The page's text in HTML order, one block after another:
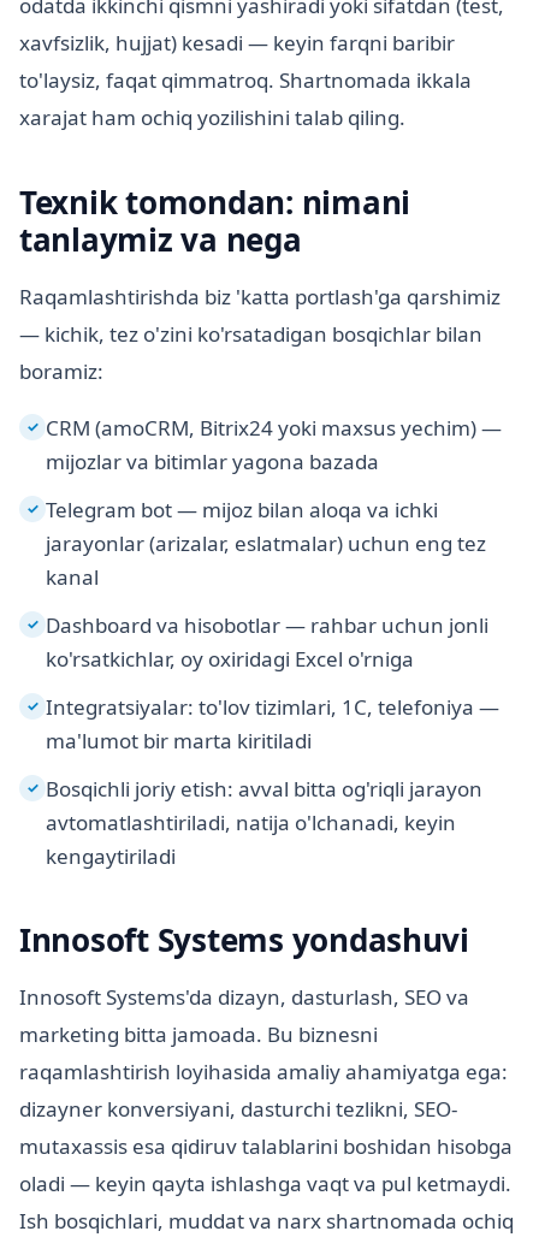
xavfsizlik, hujjat) kesadi — keyin farqni baribir
to'laysiz, faqat qimmatroq. Shartnomada ikkala
xarajat ham ochiq yozilishini talab qiling.
Texnik tomondan: nimani
tanlaymiz va nega
Raqamlashtirishda biz 'katta portlash'ga qarshimiz
— kichik, tez o'zini ko'rsatadigan bosqichlar bilan
boramiz:
✓ CRM (amoCRM, Bitrix24 yoki maxsus yechim) —
mijozlar va bitimlar yagona bazada
✓ Telegram bot — mijoz bilan aloqa va ichki
jarayonlar (arizalar, eslatmalar) uchun eng tez
kanal
✓ Dashboard va hisobotlar — rahbar uchun jonli
ko'rsatkichlar, oy oxiridagi Excel o'rniga
✓ Integratsiyalar: to'lov tizimlari, 1C, telefoniya —
ma'lumot bir marta kiritiladi
✓ Bosqichli joriy etish: avval bitta og'riqli jarayon
avtomatlashtiriladi, natija o'lchanadi, keyin
kengaytiriladi
Innosoft Systems yondashuvi
Innosoft Systems'da dizayn, dasturlash, SEO va
marketing bitta jamoada. Bu biznesni
raqamlashtirish loyihasida amaliy ahamiyatga ega:
dizayner konversiyani, dasturchi tezlikni, SEO-
mutaxassis esa qidiruv talablarini boshidan hisobga
oladi — keyin qayta ishlashga vaqt va pul ketmaydi.
Ish bosqichlari, muddat va narx shartnomada ochiq